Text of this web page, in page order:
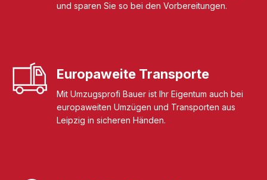
und sparen Sie so bei den Vorbereitungen.
Europaweite Transporte
Mit Umzugsprofi Bauer ist Ihr Eigentum auch bei
europaweiten Umzügen und Transporten aus
Leipzig in sicheren Händen.